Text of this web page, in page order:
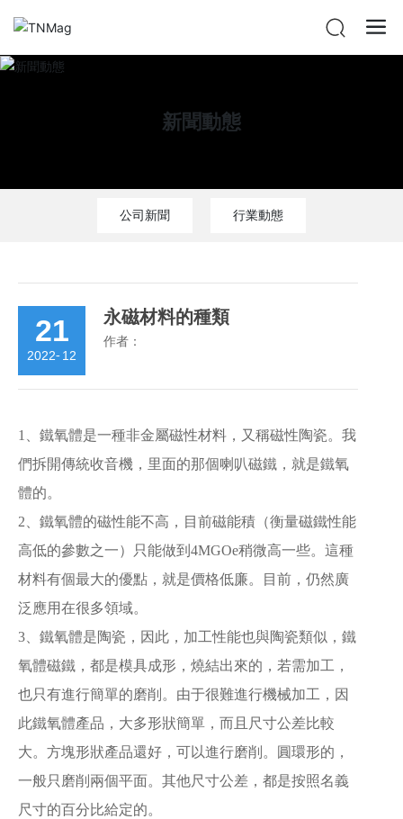
新聞動態
公司新聞 行業動態
21
2022- 12
永磁材料的種類
作者：
1、鐵氧體是一種非金屬磁性材料，又稱磁性陶瓷。我
們拆開傳統收音機，里面的那個喇叭磁鐵，就是鐵氧
體的。
2、鐵氧體的磁性能不高，目前磁能積（衡量磁鐵性能
高低的參數之一）只能做到4MGOe稍微高一些。這種
材料有個最大的優點，就是價格低廉。目前，仍然廣
泛應用在很多領域。
3、鐵氧體是陶瓷，因此，加工性能也與陶瓷類似，鐵
氧體磁鐵，都是模具成形，燒結出來的，若需加工，
也只有進行簡單的磨削。由于很難進行機械加工，因
此鐵氧體產品，大多形狀簡單，而且尺寸公差比較
大。方塊形狀產品還好，可以進行磨削。圓環形的，
一般只磨削兩個平面。其他尺寸公差，都是按照名義
尺寸的百分比給定的。